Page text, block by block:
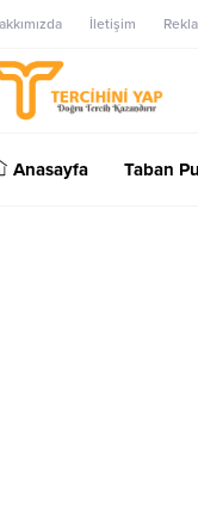
İletişim
Anasayfa Taban